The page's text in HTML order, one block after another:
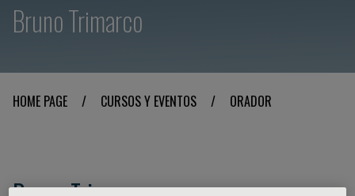
Bruno Trimarco
HOME PAGE / CURSOS Y EVENTOS / ORADOR